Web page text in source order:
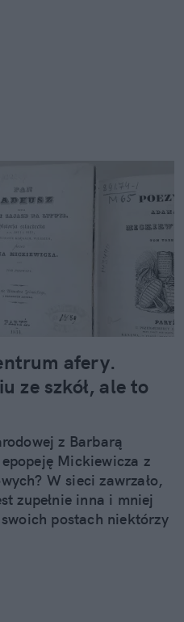
afery.
ze szkół, ale to
z Barbarą
Mickiewicza z
W sieci zawrzało,
zupełnie inna i mniej
postach niektórzy